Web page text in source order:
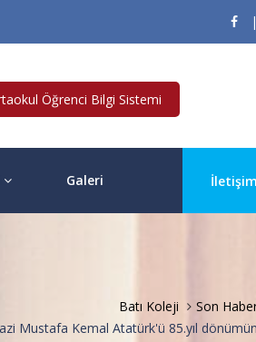
|
Öğrenci Bilgi Sistemi
Galeri İletişim
Batı Koleji
Son
Mustafa Kemal Atatürk'ü 85.yıl